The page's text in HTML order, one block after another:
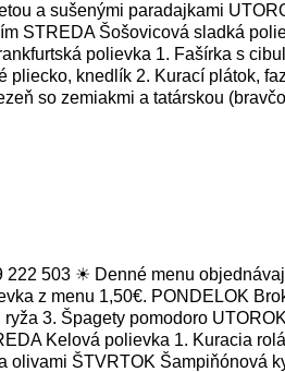
a sušenými paradajkami
STREDA Šošovicová sladká
polievka 1. Fašírka s
pliecko, knedlík 2. Kurací plátok,
so zemiakmi a tatárskou
503 ☀ Denné menu
z menu 1,50€. PONDELOK
3. Špagety pomodoro
Kelová polievka 1. Kuracia
olivami ŠTVRTOK